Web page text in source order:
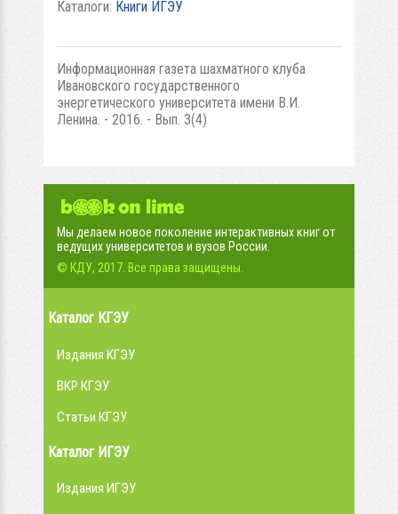
Каталоги: Книги ИГЭУ
Информационная газета шахматного клуба
Ивановского государственного
энергетического университета имени В.И.
Ленина. - 2016. - Вып. 3(4)
Мы делаем новое поколение интерактивных книг от
ведущих университетов и вузов России.
© КДУ, 2017. Все права защищены.
Каталог КГЭУ
Издания КГЭУ
ВКР КГЭУ
Статьи КГЭУ
Каталог ИГЭУ
Издания ИГЭУ